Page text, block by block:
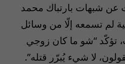
شبهات بارتباك محمد
لم تسمعه إلّا من وسائل
تؤكّد “شو ما كان زوجي
لا شيء يُبرّر قتله”.